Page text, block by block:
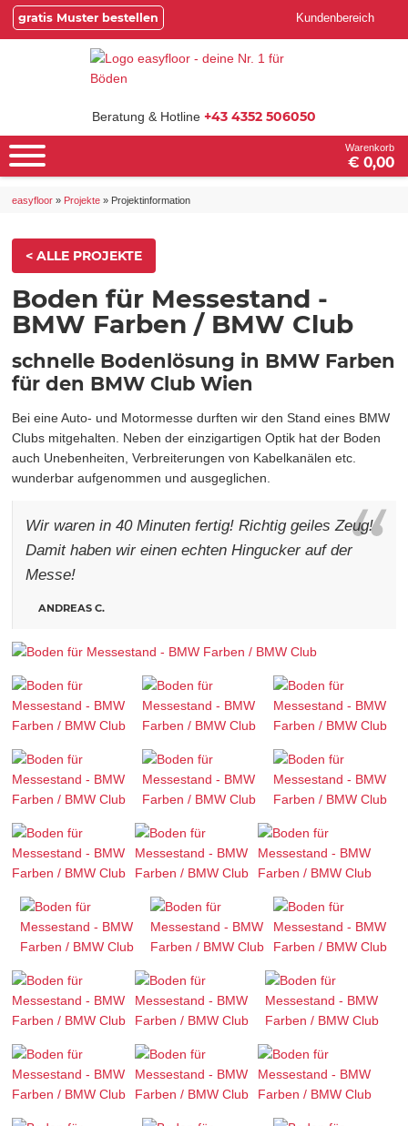
gratis Muster bestellen Kundenbereich
Beratung & Hotline +43 4352 506050
Warenkorb
€ 0,00
easyfloor » Projekte » Projektinformation
< ALLE PROJEKTE
Boden für Messestand -
BMW Farben / BMW Club
schnelle Bodenlösung in BMW Farben
für den BMW Club Wien
Bei eine Auto- und Motormesse durften wir den Stand eines BMW
Clubs mitgehalten. Neben der einzigartigen Optik hat der Boden
auch Unebenheiten, Verbreiterungen von Kabelkanälen etc.
wunderbar aufgenommen und ausgeglichen.
Wir waren in 40 Minuten fertig! Richtig geiles Zeug!
Damit haben wir einen echten Hingucker auf der
Messe!
ANDREAS C.